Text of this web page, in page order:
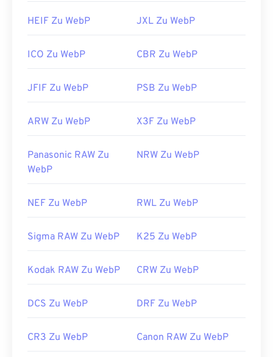
HEIF Zu WebP JXL Zu WebP
ICO Zu WebP CBR Zu WebP
JFIF Zu WebP PSB Zu WebP
ARW Zu WebP X3F Zu WebP
Panasonic RAW Zu
WebP
NRW Zu WebP
NEF Zu WebP RWL Zu WebP
Sigma RAW Zu WebP K25 Zu WebP
Kodak RAW Zu WebP CRW Zu WebP
DCS Zu WebP DRF Zu WebP
CR3 Zu WebP Canon RAW Zu WebP